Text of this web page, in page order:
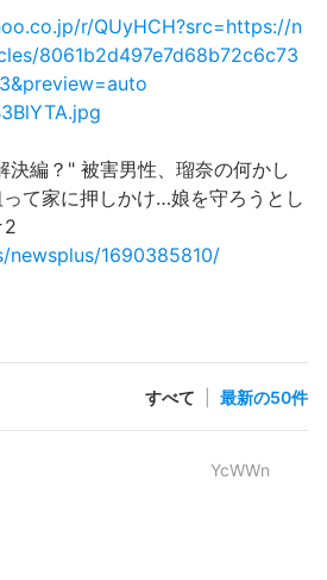
r/QUyHCH?src=https://n
8061b2d497e7d68b72c6c73
決編？" 被害男性、瑠奈の何かし
て家に押しかけ…娘を守ろうとし
1690385810/
すべて 最新の50件
YcWWn